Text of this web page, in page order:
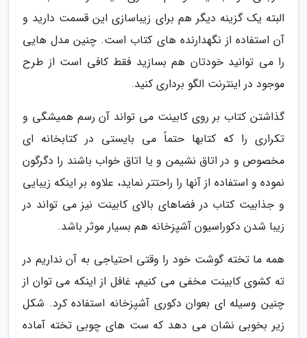
البته یک گزینه دیگر هم برای زیباسازی این قسمت دارید و
آن استفاده از نگهدارنده های کتاب است. چنین مدل هایی
را می توانید خودتان هم بسازید فقط کافی است از طرح
موجود در اینترنت الگو برداری کنید.
گذاشتن کتاب بر روی کابینت می تواند آن رسم همیشگی و
تکراری را که کتابها حتماً می بایستی در کتابخانه ای
مخصوص و در اتاق نشیمن و یا اتاق خواب باشند را دگرگون
نموده و استفاده از آنها را راحتتر نماید، علاوه بر اینکه زیبایی
و جذابیت کتاب در فضاهای بالای کابینت نیز می تواند در
زیبا شدن دکوراسیون آشپزخانه هم بسیار موثر باشد.
همه ما تخته گوشت خود را وقتی احتیاجی به آن نداریم در
ته کشوی کابینت مخفی می کنیم، غافل از اینکه می توان از
چنین وسیله ای بعوان دکوری آشپزخانه استفاده کرد. شکل
زیر بخوبی نشان می دهد که ست های چوبی تخته آماده